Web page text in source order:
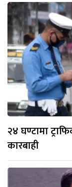
२४ घण्टामा
कारबाही